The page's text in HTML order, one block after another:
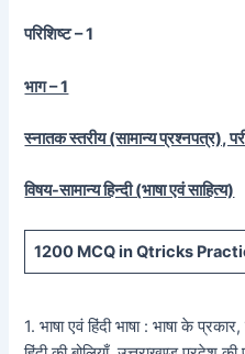
परिशिष्ट – 1
भाग – 1
स्नातक स्तरीय (सामान्य प्रश्नपत्र),
विषय-सामान्य हिन्दी (भाषा एवं साहित्य)
1200 MCQ in Qtricks
1. भाषा एवं हिंदी भाषा : भाषा के प्रकार,